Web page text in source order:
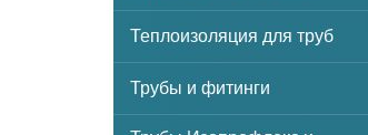
Теплоизоляция для труб
Трубы и фитинги